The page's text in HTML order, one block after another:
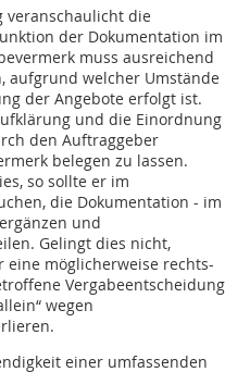
veranschaulicht die
der Dokumentation im
muss ausreichend
aufgrund welcher Umstände
der Angebote erfolgt ist.
und die Einordnung
den Auftraggeber
belegen zu lassen.
so sollte er im
die Dokumentation - im
und
Gelingt dies nicht,
möglicherweise rechts-
Vergabeentscheidung
wegen
einer umfassenden